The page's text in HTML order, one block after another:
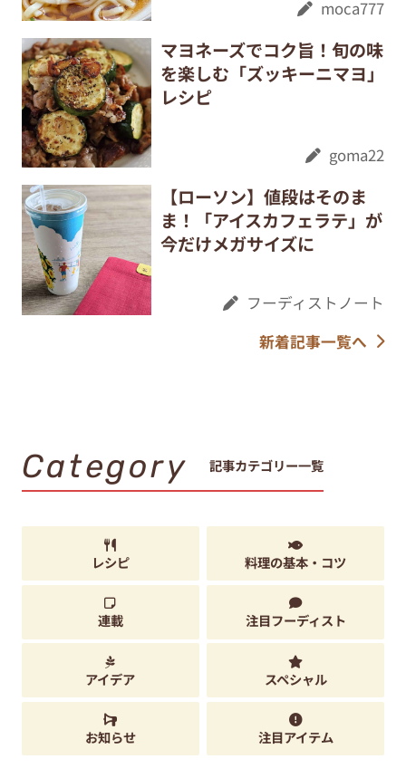
moca777
マヨネーズでコク旨！旬の味
を楽しむ「ズッキーニマヨ」
レシピ
goma22
【ローソン】値段はそのま
ま！「アイスカフェラテ」が
今だけメガサイズに
フーディストノート
新着記事一覧へ
Category 記事カテゴリー一覧
レシピ 料理の基本・コツ
連載 注目フーディスト
アイデア スペシャル
お知らせ 注目アイテム